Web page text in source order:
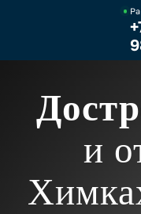
ГЛАВНАЯ
НАШИ РАБОТЫ
и